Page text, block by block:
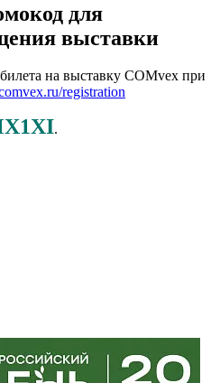
для
выставки
на выставку COMvex при
registration
.